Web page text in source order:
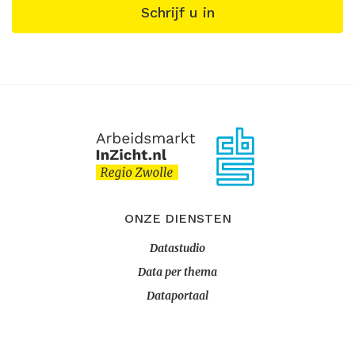
Schrijf u in
ONZE DIENSTEN
Datastudio
Data per thema
Dataportaal